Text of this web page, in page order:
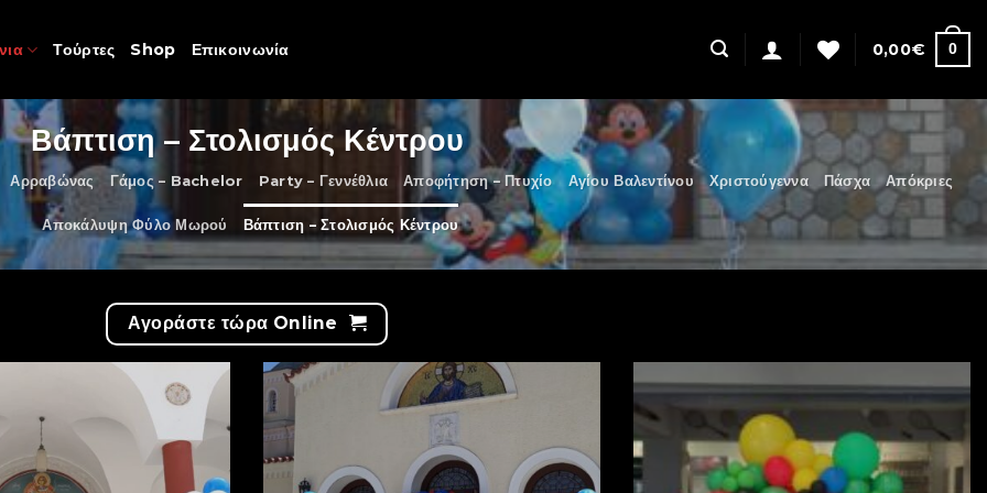
Τούρτες Shop Επικοινωνία 0,00€ 0
Βάπτιση – Στολισμός Κέντρου
Αρραβώνας Γάμος – Bachelor Party – Γεννέθλια Αποφήτηση – Πτυχίο Αγίου Βαλεντίνου Χριστούγεννα Πάσχα Απόκριες
Αποκάλυψη Φύλο Μωρού Βάπτιση – Στολισμός Κέντρου
Αγοράστε τώρα Online